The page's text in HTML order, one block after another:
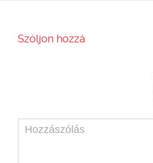
Szóljon hozzá
Hozzászólás